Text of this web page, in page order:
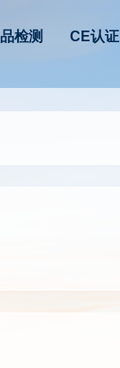
检测 CE认证